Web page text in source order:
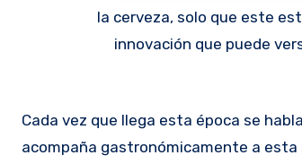
la cerveza, solo que este
innovación que puede
Cada vez que llega esta época se habla del Oktoberfest, pero no vamos a hablar de cerveza. Vamos hablar de lo que más
acompaña gastronómicamente a esta